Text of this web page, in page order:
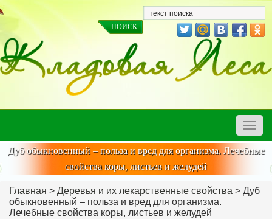
Toggle
Дуб обыкновенный – польза и вред для организма. Лечебные
свойства коры, листьев и желудей
Главная > Деревья и их лекарственные свойства > Дуб
обыкновенный – польза и вред для организма.
Лечебные свойства коры, листьев и желудей